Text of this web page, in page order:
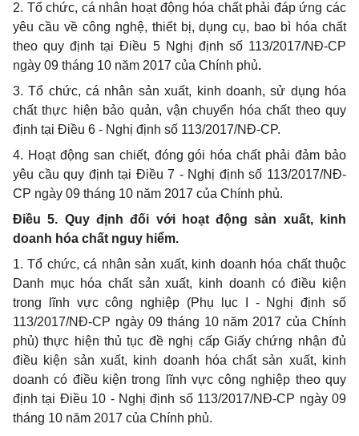
2. Tổ chức, cá nhân hoạt động hóa chất phải đáp ứng các
yêu cầu về công nghệ, thiết bị, dụng cụ, bao bì hóa chất
theo quy định tại Điều 5 Nghị định số 113/2017/NĐ-CP
ngày 09 tháng 10 năm 2017 của Chính phủ.
3. Tổ chức, cá nhân sản xuất, kinh doanh, sử dụng hóa
chất thực hiện bảo quản, vận chuyển hóa chất theo quy
định tại Điều 6 - Nghị định số 113/2017/NĐ-CP.
4. Hoạt động san chiết, đóng gói hóa chất phải đảm bảo
yêu cầu quy định tại Điều 7 - Nghị định số 113/2017/NĐ-
CP ngày 09 tháng 10 năm 2017 của Chính phủ.
Điều 5. Quy định đối với hoạt động sản xuất, kinh
doanh hóa chất nguy hiểm.
1. Tổ chức, cá nhân sản xuất, kinh doanh hóa chất thuộc
Danh mục hóa chất sản xuất, kinh doanh có điều kiện
trong lĩnh vực công nghiệp (Phụ lục I - Nghị định số
113/2017/NĐ-CP ngày 09 tháng 10 năm 2017 của Chính
phủ) thực hiện thủ tục đề nghị cấp Giấy chứng nhận đủ
điều kiện sản xuất, kinh doanh hóa chất sản xuất, kinh
doanh có điều kiện trong lĩnh vực công nghiệp theo quy
định tại Điều 10 - Nghị định số 113/2017/NĐ-CP ngày 09
tháng 10 năm 2017 của Chính phủ.